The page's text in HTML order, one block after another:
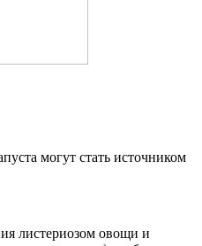
могут стать источником
листериозом овощи и